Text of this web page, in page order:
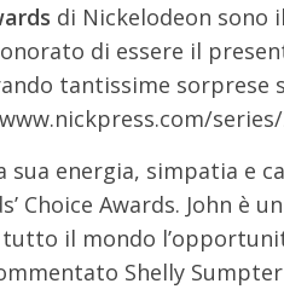
di Nickelodeon sono
di essere il
tantissime
sua energia, simpatia e
Choice Awards. John è
il mondo
Shelly